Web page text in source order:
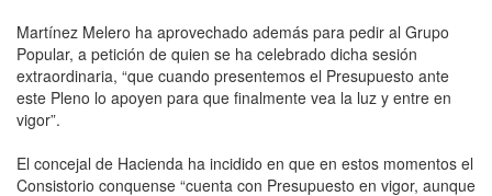
Martínez Melero ha aprovechado además para pedir al Grupo
Popular, a petición de quien se ha celebrado dicha sesión
extraordinaria, “que cuando presentemos el Presupuesto ante
este Pleno lo apoyen para que finalmente vea la luz y entre en
vigor”.
El concejal de Hacienda ha incidido en que en estos momentos el
Consistorio conquense “cuenta con Presupuesto en vigor, aunque